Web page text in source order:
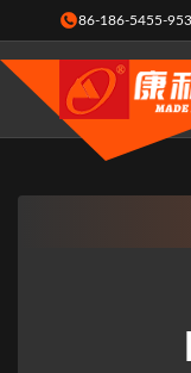
86-186-5455-